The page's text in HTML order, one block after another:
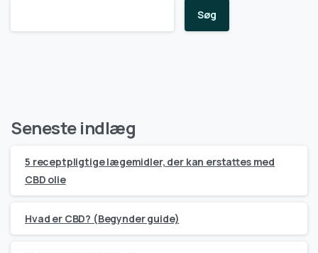
Søg
Seneste indlæg
5 receptpligtige lægemidler, der kan erstattes med
CBD olie
Hvad er CBD? (Begynder guide)